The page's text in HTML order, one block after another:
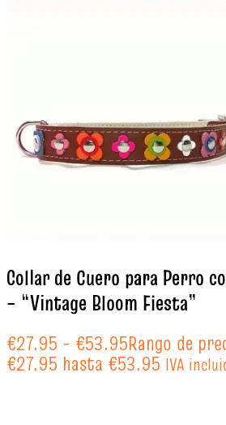
Collar de Cuero para Perro
– “Vintage Bloom Fiesta”
€27.95 - €53.95Rango de
€27.95 hasta €53.95 IVA